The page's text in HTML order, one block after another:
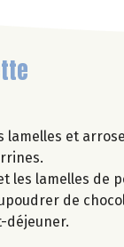
lamelles et
les lamelles de
de
déjeuner.